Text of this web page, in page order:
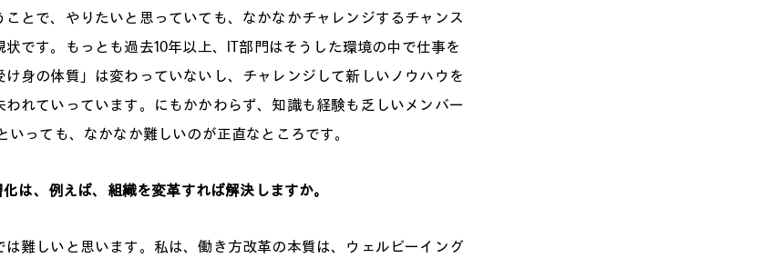
ことで、やりたいと思っていても、なかなかチャレンジするチャンス
です。もっとも過去10年以上、IT部門はそうした環境の中で仕事を
け身の体質」は変わっていないし、チャレンジして新しいノウハウを
れていっています。にもかかわらず、知識も経験も乏しいメンバー
いっても、なかなか難しいのが正直なところです。
、例えば、組織を変革すれば解決しますか。
は難しいと思います。私は、働き方改革の本質は、ウェルビーイング